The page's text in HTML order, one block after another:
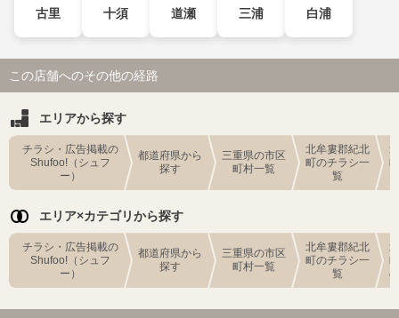
古里 十須 道瀬 三浦 白浦
この店舗へのその他の経路
エリアから探す
チラシ・広告掲載の
Shufoo!（シュフ
ー）
都道府県から
探す
三重県の市区
町村一覧
北牟婁郡紀北
町のチラシ一
覧
エリア×カテゴリから探す
チラシ・広告掲載の
Shufoo!（シュフ
ー）
都道府県から
探す
三重県の市区
町村一覧
北牟婁郡紀北
町のチラシ一
覧